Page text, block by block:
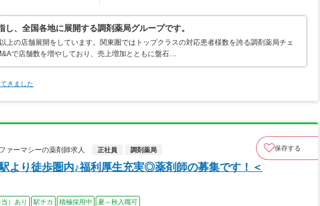
、全国各地に展開する調剤薬局グループです。
上の店舗展開をしています。関東圏ではトップクラスの対応患者様数を誇る調剤薬局チェ
で店舗数を増やしており、売上増加とともに盤石…
きました
ーマシーの薬剤師求人
正社員 調剤薬局 保存する
より徒歩圏内♪福利厚生充実◎薬剤師の募集です！＜
）あり 駅チカ 積極採用中 夏～秋入職可